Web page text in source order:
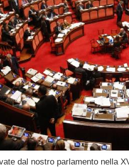
dal nostro parlamento nella